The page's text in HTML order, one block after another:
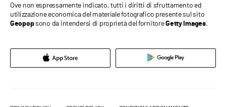
Ove non espressamente indicato, tutti i diritti di sfruttamento ed
utilizzazione economica del materiale fotografico presente sul sito
Geopopsono da intendersi di proprietà del fornitoreGetty Images.